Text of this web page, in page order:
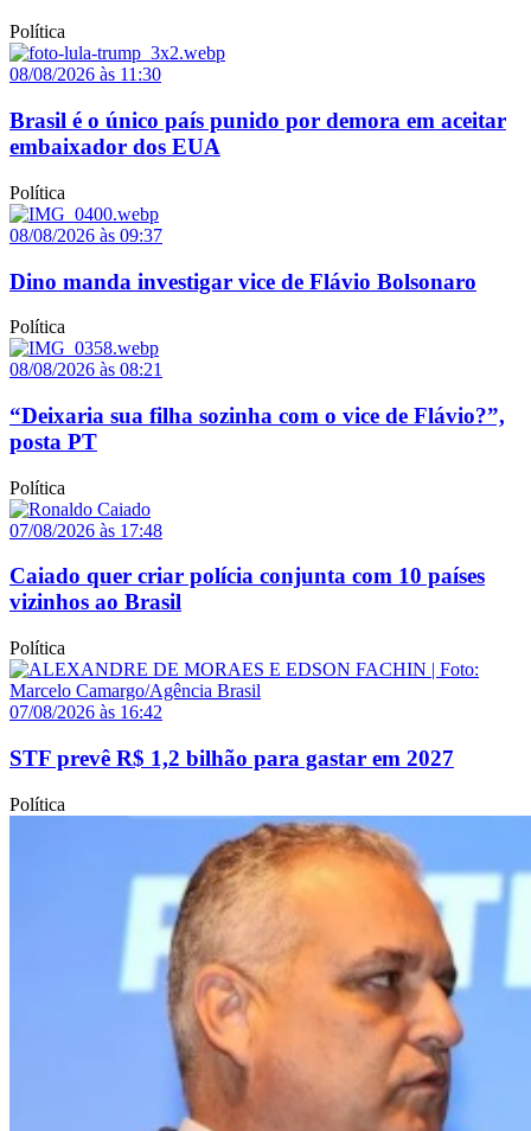
Política
08/08/2026 às 11:30
Brasil é o único país punido por demora em aceitar
embaixador dos EUA
Política
08/08/2026 às 09:37
Dino manda investigar vice de Flávio Bolsonaro
Política
08/08/2026 às 08:21
“Deixaria sua filha sozinha com o vice de Flávio?”,
posta PT
Política
07/08/2026 às 17:48
Caiado quer criar polícia conjunta com 10 países
vizinhos ao Brasil
Política
07/08/2026 às 16:42
STF prevê R$ 1,2 bilhão para gastar em 2027
Política